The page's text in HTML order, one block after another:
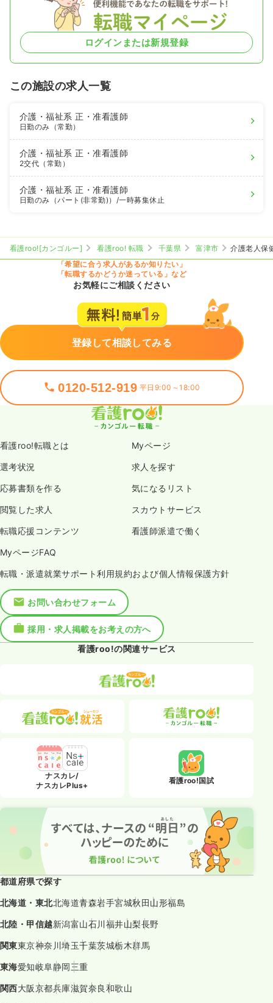
ログインまたは新規登録
この施設の求人一覧
介護・福祉系正・准看護師
日勤のみ（常勤）
介護・福祉系正・准看護師
2交代（常勤）
介護・福祉系正・准看護師
日勤のみ（パート(非常勤)） /一時募集休止
看護roo![カンゴルー] 看護roo! 転職 千葉県 富津市
介護老人保
「希望に合う求人があるか知りたい」
「転職するかどうか迷っている」など
お気軽にご相談ください
登録して相談してみる
0120-512-919 平日9:00～18:00
看護roo!転職とは Myページ
選考状況 求人を探す
応募書類を作る 気になるリスト
閲覧した求人 スカウトサービス
転職応援コンテンツ 看護師派遣で働く
MyページFAQ
転職・派遣就業サポート利用規約および個人情報保護方針
お問い合わせフォーム
採用・求人掲載をお考えの方へ
看護roo!の関連サービス
ナスカレ/
ナスカレPlus+
看護roo!国試
都道府県で探す
北海道・東北北海道青森岩手宮城秋田山形福島
北陸・甲信越新潟富山石川福井山梨長野
関東東京神奈川埼玉千葉茨城栃木群馬
東海愛知岐阜静岡三重
関西大阪京都兵庫滋賀奈良和歌山